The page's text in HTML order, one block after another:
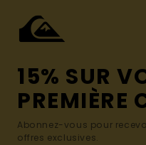
15% SUR
PREMIÈRE
Abonnez-vous pour
offres exclusives.